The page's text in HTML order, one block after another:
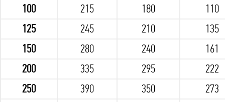
100
215 180
110
125
245 210
135
150
280 240
161
200
335 295
222
250
390 350
273